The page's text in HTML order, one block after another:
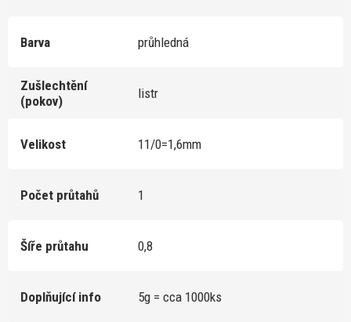
Barva průhledná
Zušlechtění
(pokov)
listr
Velikost 11/0=1,6mm
Počet průtahů 1
Šíře průtahu 0,8
Doplňující info 5g = cca 1000ks